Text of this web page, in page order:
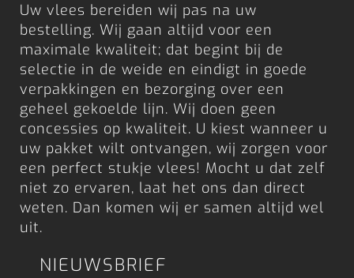
Uw vlees bereiden wij pas na uw
bestelling. Wij gaan altijd voor een
maximale kwaliteit; dat begint bij de
selectie in de weide en eindigt in goede
verpakkingen en bezorging over een
geheel gekoelde lijn. Wij doen geen
concessies op kwaliteit. U kiest wanneer u
uw pakket wilt ontvangen, wij zorgen voor
een perfect stukje vlees! Mocht u dat zelf
niet zo ervaren, laat het ons dan direct
weten. Dan komen wij er samen altijd wel
uit.
NIEUWSBRIEF